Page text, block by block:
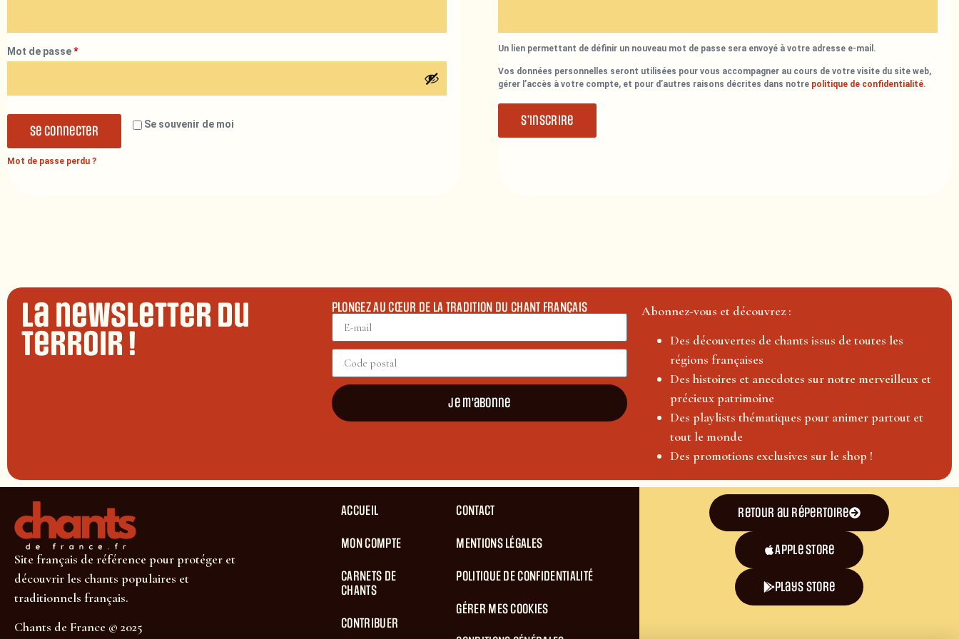
Mot de passe*
Se souvenir de moi
Se connecter
Mot de passe perdu ?
Un lien permettant de définir un nouveau mot de passe sera envoyé à votre adresse e-mail.
Vos données personnelles seront utilisées pour vous accompagner au cours de votre visite du site web,
gérer l’accès à votre compte, et pour d’autres raisons décrites dans notre politique de confidentialité.
S’inscrire
La newsletter du
terroir !
PLONGEZ AU CŒUR DE LA TRADITION DU CHANT FRANÇAIS
Je m'abonne
Abonnez-vous et découvrez :
Des découvertes de chants issus de toutes les
régions françaises
Des histoires et anecdotes sur notre merveilleux et
précieux patrimoine
Des playlists thématiques pour animer partout et
tout le monde
Des promotions exclusives sur le shop !
Site français de référence pour protéger et
découvrir les chants populaires et
traditionnels français.
Chants de France © 2025
ACCUEIL
MON COMPTE
CARNETS DE
CHANTS
CONTRIBUER
CONTACT
MENTIONS LÉGALES
POLITIQUE DE CONFIDENTIALITÉ
GÉRER MES COOKIES
Retour au répertoire
Apple Store
plays store